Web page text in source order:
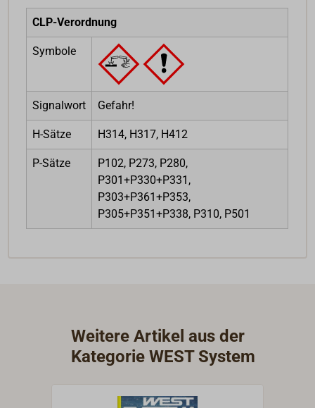
CLP-Verordnung
Symbole
Signalwort Gefahr!
H-Sätze H314, H317, H412
P-Sätze
P102, P273, P280,
P301+P330+P331,
P303+P361+P353,
P305+P351+P338, P310, P501
Weitere Artikel aus der
Kategorie WEST System